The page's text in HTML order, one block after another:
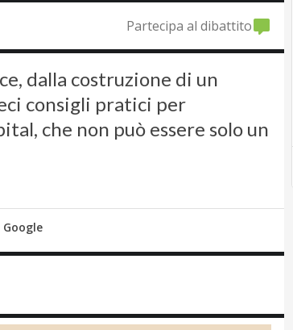
Partecipa al dibattito
dalla costruzione di un
consigli pratici per
che non può essere solo un